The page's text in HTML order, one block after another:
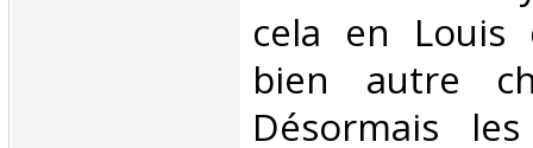
cela en Louis
bien autre
Désormais